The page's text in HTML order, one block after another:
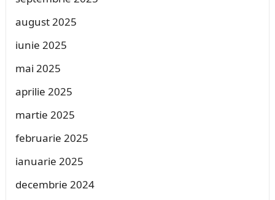
august 2025
iunie 2025
mai 2025
aprilie 2025
martie 2025
februarie 2025
ianuarie 2025
decembrie 2024